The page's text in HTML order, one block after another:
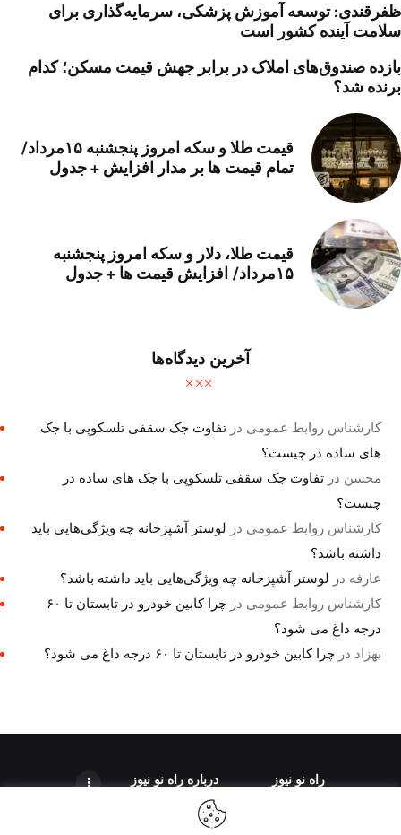
ظفرقندی: توسعه آموزش پزشکی، سرمایه‌گذاری برای
سلامت آینده کشور است
بازده صندوق‌های املاک در برابر جهش قیمت مسکن؛ کدام
برنده شد؟
قیمت طلا و سکه امروز پنجشنبه ۱۵مرداد/
تمام قیمت ها بر مدار افزایش + جدول
قیمت طلا، دلار و سکه امروز پنجشنبه
۱۵مرداد/ افزایش قیمت ها + جدول
آخرین دیدگاه‌ها
کارشناس روابط عمومی درتفاوت جک سقفی تلسکوپی با جک
های ساده در چیست؟
محسن درتفاوت جک سقفی تلسکوپی با جک های ساده در
چیست؟
کارشناس روابط عمومی در لوستر آشپزخانه چه ویژگی‌هایی باید
داشته باشد؟
عارفه در لوستر آشپزخانه چه ویژگی‌هایی باید داشته باشد؟
کارشناس روابط عمومی در
چرا کابین خودرو در تابستان تا ۶۰
درجه داغ می شود؟
بهزاد درچرا کابین خودرو در تابستان تا ۶۰ درجه داغ می شود؟
راه نو نیوز درباره راه‌ نو نیوز